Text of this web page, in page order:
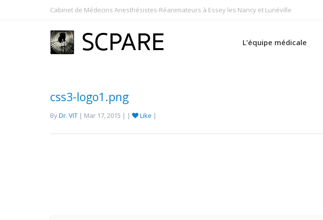
Cabinet de Médecins Anesthésistes-Réanimateurs à Essey les Nancy et Lunéville
L’équipe médicale
css3-logo1.png
ByDr. VIT | Mar 17, 2015 | | Like |